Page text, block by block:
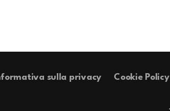
sulla privacy Cookie Policy